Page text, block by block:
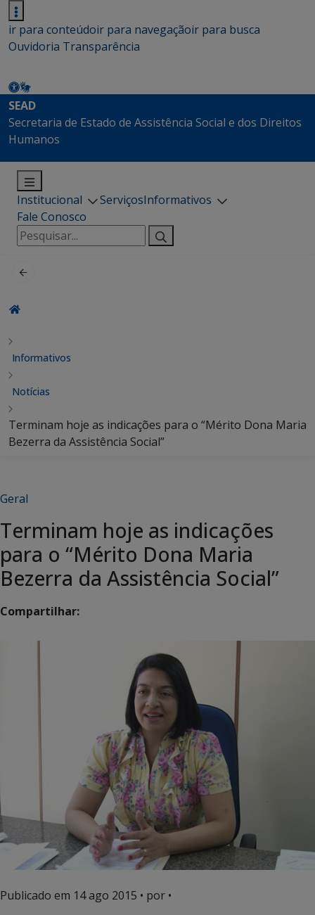
ir para conteúdoir para navegaçãoir para busca
Ouvidoria Transparência
SEAD
Secretaria de Estado de Assistência Social e dos Direitos
Humanos
Institucional ServiçosInformativos
Fale Conosco
Pesquisar
por:
Informativos
Notícias
Terminam hoje as indicações para o “Mérito Dona Maria
Bezerra da Assistência Social”
Geral
Terminam hoje as indicações
para o “Mérito Dona Maria
Bezerra da Assistência Social”
Compartilhar:
Publicado em 14 ago 2015 • por •